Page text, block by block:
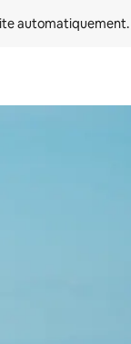
automatiquement.